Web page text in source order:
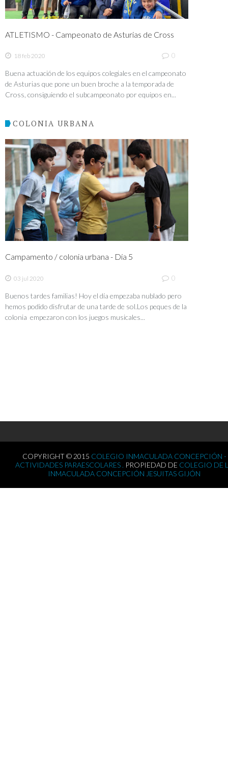
ATLETISMO - Campeonato de Asturias de Cross
18 feb 2020 0
Buena actuación de los equipos colegiales en el campeonato
de Asturias que pone un buen broche a la temporada de
Cross, consiguiendo el subcampeonato por equipos en...
COLONIA URBANA
Campamento / colonia urbana - Día 5
03 jul 2020 0
Buenos tardes familias! Hoy el día empezaba nublado pero
hemos podido disfrutar de una tarde de sol.Los peques de la
colonia empezaron con los juegos musicales...
COPYRIGHT © 2015 COLEGIO INMACULADA CONCEPCIÓN -
ACTIVIDADES PARAESCOLARES . PROPIEDAD DE COLEGIO DE
INMACULADA CONCEPCIÓN JESUITAS GIJÓN